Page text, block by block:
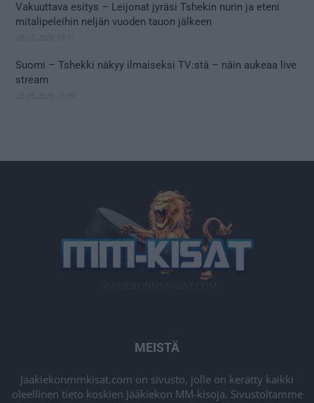
Vakuuttava esitys – Leijonat jyräsi Tshekin nurin ja eteni
mitalipeleihin neljän vuoden tauon jälkeen
Suomi – Tshekki näkyy ilmaiseksi TV:stä – näin aukeaa live
stream
MEISTÄ
Jaakiekonmmkisat.com on sivusto, jolle on kerätty kaikki
oleellinen tieto koskien Jääkiekon MM-kisoja. Sivustoltamme